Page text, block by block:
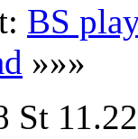
BS
»»»
St